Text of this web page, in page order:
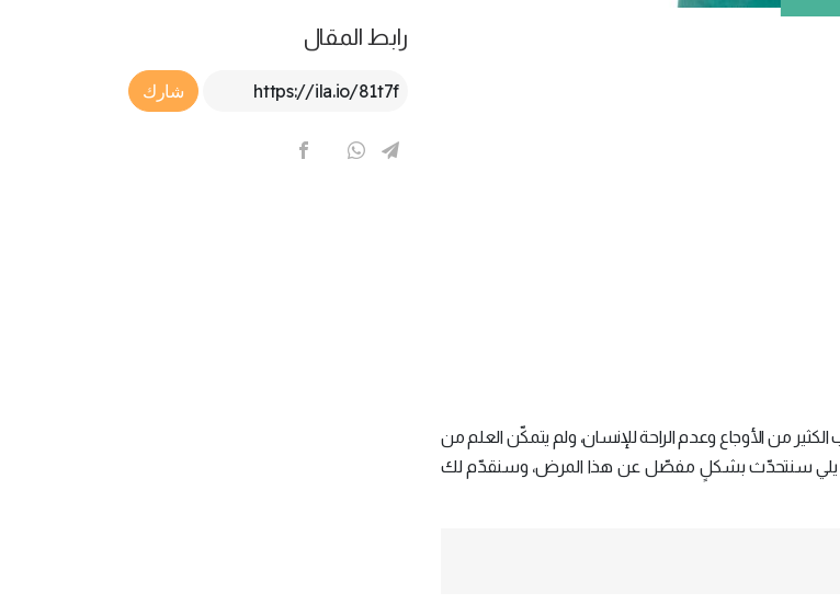
من الأوجاع وعدم الراحة للإنسان، ولم يتمكّن العلم من
فيما يلي سنتحدّث بشكلٍ مفصّل عن هذا المرض، وسنقدّم لك
رابط المقال
Article Link
شارك